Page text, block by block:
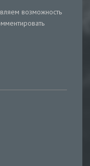
возможность